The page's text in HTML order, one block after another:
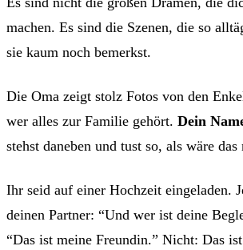
machen. Es sind die Szenen, die so
sie kaum noch bemerkst.
Die Oma zeigt stolz Fotos von den
wer alles zur Familie gehört. Dein
stehst daneben und tust so, als wäre das
Ihr seid auf einer Hochzeit eingeladen.
deinen Partner: “Und wer ist deine
“Das ist meine Freundin.” Nicht: Das